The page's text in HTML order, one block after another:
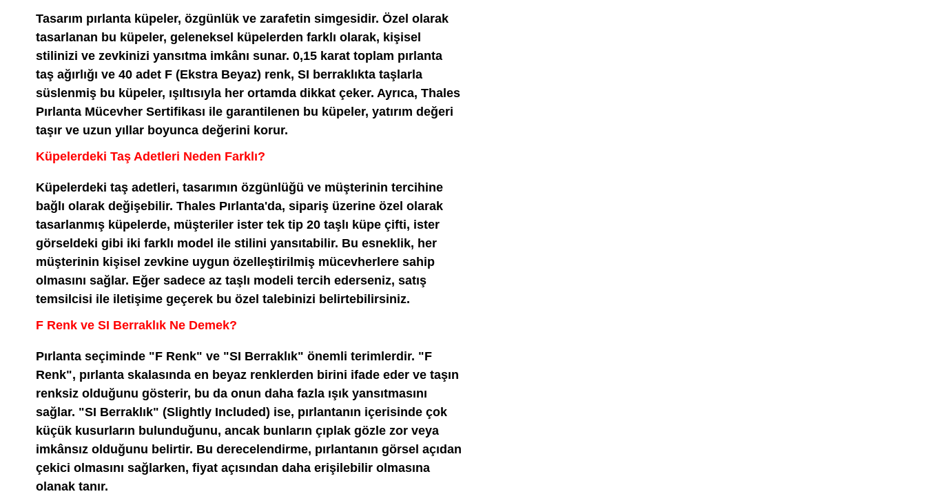
Tasarım pırlanta küpeler, özgünlük ve zarafetin simgesidir. Özel olarak
tasarlanan bu küpeler, geleneksel küpelerden farklı olarak, kişisel
stilinizi ve zevkinizi yansıtma imkânı sunar. 0,15 karat toplam pırlanta
taş ağırlığı ve 40 adet F (Ekstra Beyaz) renk, SI berraklıkta taşlarla
süslenmiş bu küpeler, ışıltısıyla her ortamda dikkat çeker. Ayrıca, Thales
Pırlanta Mücevher Sertifikası ile garantilenen bu küpeler, yatırım değeri
taşır ve uzun yıllar boyunca değerini korur.
Küpelerdeki Taş Adetleri Neden Farklı?
Küpelerdeki taş adetleri, tasarımın özgünlüğü ve müşterinin tercihine
bağlı olarak değişebilir. Thales Pırlanta'da, sipariş üzerine özel olarak
tasarlanmış küpelerde, müşteriler ister tek tip 20 taşlı küpe çifti, ister
görseldeki gibi iki farklı model ile stilini yansıtabilir. Bu esneklik, her
müşterinin kişisel zevkine uygun özelleştirilmiş mücevherlere sahip
olmasını sağlar. Eğer sadece az taşlı modeli tercih ederseniz, satış
temsilcisi ile iletişime geçerek bu özel talebinizi belirtebilirsiniz.
F Renk ve SI Berraklık Ne Demek?
Pırlanta seçiminde "F Renk" ve "SI Berraklık" önemli terimlerdir. "F
Renk", pırlanta skalasında en beyaz renklerden birini ifade eder ve taşın
renksiz olduğunu gösterir, bu da onun daha fazla ışık yansıtmasını
sağlar. "SI Berraklık" (Slightly Included) ise, pırlantanın içerisinde çok
küçük kusurların bulunduğunu, ancak bunların çıplak gözle zor veya
imkânsız olduğunu belirtir. Bu derecelendirme, pırlantanın görsel açıdan
çekici olmasını sağlarken, fiyat açısından daha erişilebilir olmasına
olanak tanır.